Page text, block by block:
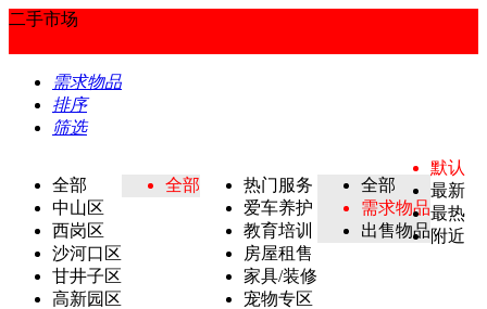
二手市场
需求物品
排序
筛选
全部
中山区
西岗区
沙河口区
甘井子区
高新园区
全部
热门服务
爱车养护
教育培训
房屋租售
家具/装修
宠物专区
全部
需求物品
出售物品
默认
最新
最热
附近